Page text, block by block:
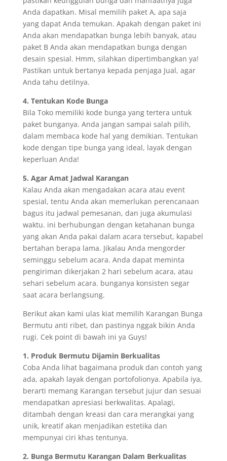
Anda dapatkan. Misal memilih paket A, apa saja
yang dapat Anda temukan. Apakah dengan paket ini
Anda akan mendapatkan bunga lebih banyak, atau
paket B Anda akan mendapatkan bunga dengan
desain spesial. Hmm, silahkan dipertimbangkan ya!
Pastikan untuk bertanya kepada penjaga Jual, agar
Anda tahu detilnya.
4. Tentukan Kode Bunga
Bila Toko memiliki kode bunga yang tertera untuk
paket bunganya. Anda jangan sampai salah pilih,
dalam membaca kode hal yang demikian. Tentukan
kode dengan tipe bunga yang ideal, layak dengan
keperluan Anda!
5. Agar Amat Jadwal Karangan
Kalau Anda akan mengadakan acara atau event
spesial, tentu Anda akan memerlukan perencanaan
bagus itu jadwal pemesanan, dan juga akumulasi
waktu. ini berhubungan dengan ketahanan bunga
yang akan Anda pakai dalam acara tersebut, kapabel
bertahan berapa lama. Jikalau Anda mengorder
seminggu sebelum acara. Anda dapat meminta
pengiriman dikerjakan 2 hari sebelum acara, atau
sehari sebelum acara. bunganya konsisten segar
saat acara berlangsung.
Berikut akan kami ulas kiat memilih Karangan Bunga
Bermutu anti ribet, dan pastinya nggak bikin Anda
rugi. Cek point di bawah ini ya Guys!
1. Produk Bermutu Dijamin Berkualitas
Coba Anda lihat bagaimana produk dan contoh yang
ada, apakah layak dengan portofolionya. Apabila iya,
berarti memang Karangan tersebut jujur dan sesuai
mendapatkan apresiasi berkwalitas. Apalagi,
ditambah dengan kreasi dan cara merangkai yang
unik, kreatif akan menjadikan estetika dan
mempunyai ciri khas tentunya.
2. Bunga Bermutu Karangan Dalam Berkualitas